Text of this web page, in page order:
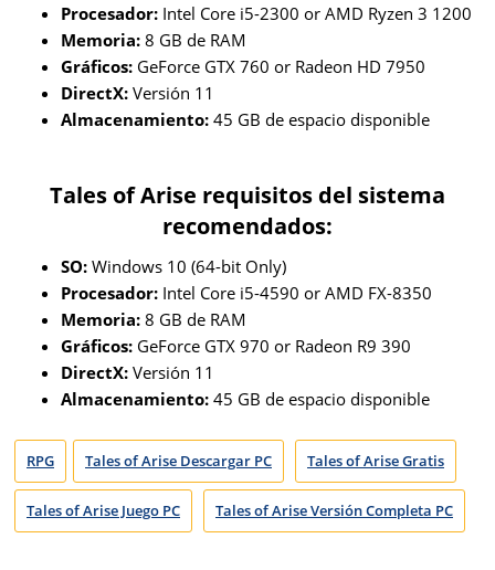
Procesador: Intel Core i5-2300 or AMD Ryzen 3 1200
Memoria: 8 GB de RAM
Gráficos: GeForce GTX 760 or Radeon HD 7950
DirectX: Versión 11
Almacenamiento: 45 GB de espacio disponible
Tales of Arise requisitos del sistema
recomendados:
SO: Windows 10 (64-bit Only)
Procesador: Intel Core i5-4590 or AMD FX-8350
Memoria: 8 GB de RAM
Gráficos: GeForce GTX 970 or Radeon R9 390
DirectX: Versión 11
Almacenamiento: 45 GB de espacio disponible
RPG Tales of Arise Descargar PC Tales of Arise Gratis
Tales of Arise Juego PC Tales of Arise Versión Completa PC